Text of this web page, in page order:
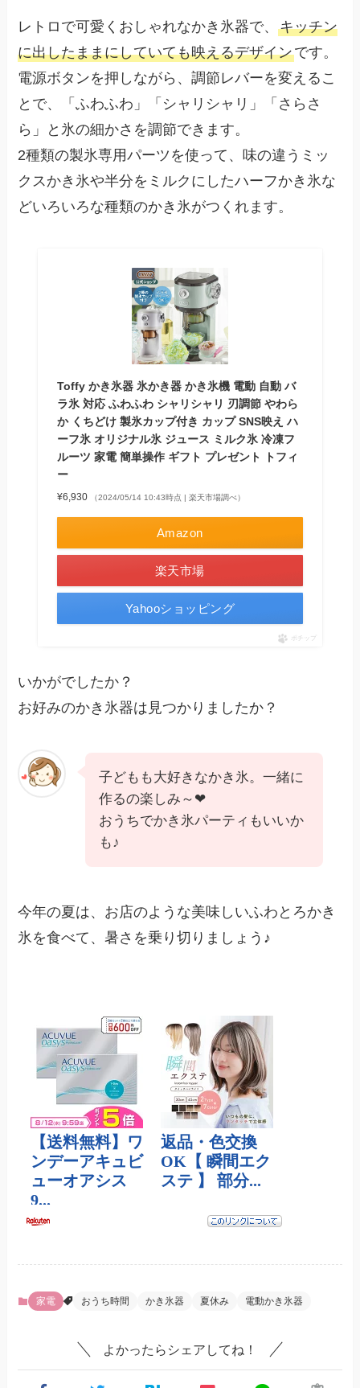
レトロで可愛くおしゃれなかき氷器で、キッチン
に出したままにしていても映えるデザインです。
電源ボタンを押しながら、調節レバーを変えるこ
とで、「ふわふわ」「シャリシャリ」「さらさ
ら」と氷の細かさを調節できます。
2種類の製氷専用パーツを使って、味の違うミッ
クスかき氷や半分をミルクにしたハーフかき氷な
どいろいろな種類のかき氷がつくれます。
Toffy かき氷器 氷かき器 かき氷機 電動 自動 バ
ラ氷 対応 ふわふわ シャリシャリ 刃調節 やわら
か くちどけ 製氷カップ付き カップ SNS映え ハ
ーフ氷 オリジナル氷 ジュース ミルク氷 冷凍フ
ルーツ 家電 簡単操作 ギフト プレゼント トフィ
ー
¥6,930 （2024/05/14 10:43時点 | 楽天市場調べ）
Amazon
楽天市場
Yahooショッピング
ポチップ
いかがでしたか？
お好みのかき氷器は見つかりましたか？
子どもも大好きなかき氷。一緒に
作るの楽しみ～❤
おうちでかき氷パーティもいいか
も♪
今年の夏は、お店のような美味しいふわとろかき
氷を食べて、暑さを乗り切りましょう♪
家電 おうち時間 かき氷器 夏休み 電動かき氷器
よかったらシェアしてね！